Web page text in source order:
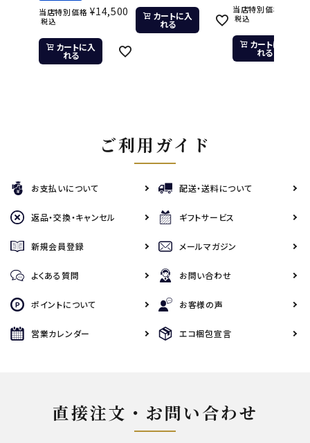
当店特別価格 ¥14,500
税込
カートに入
れる
カートに入
れる
当店特別価格
税込
カートに入
れる
ご利用ガイド
お支払いについて 配送・送料について
返品・交換・キャンセル ギフトサービス
新規会員登録 メールマガジン
よくある質問 お問い合わせ
ポイントについて お客様の声
営業カレンダー エコ梱包宣言
直接注文・お問い合わせ